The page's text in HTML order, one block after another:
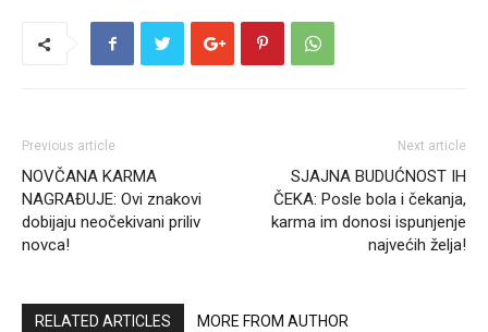
Previous article
NOVČANA KARMA
NAGRAĐUJE: Ovi znakovi
dobijaju neočekivani priliv
novca!
Next article
SJAJNA BUDUĆNOST IH
ČEKA: Posle bola i čekanja,
karma im donosi ispunjenje
najvećih želja!
RELATED ARTICLES MORE FROM AUTHOR